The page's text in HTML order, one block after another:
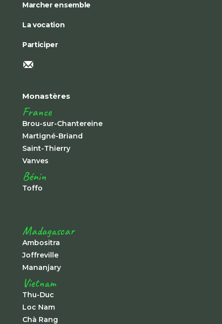
Marcher ensemble
La vocation
Participer
Monastères
France
Brou-sur-Chantereine
Martigné-Briand
Saint-Thierry
Vanves
Bénin
Toffo
Madagascar
Ambositra
Joffreville
Mananjary
Vietnam
Thu-Duc
Loc Nam
Chà Rang